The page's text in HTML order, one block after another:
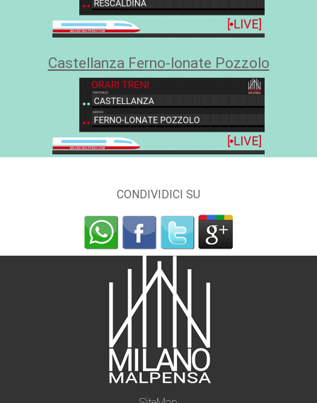
Castellanza Ferno-lonate Pozzolo
CONDIVIDICI SU